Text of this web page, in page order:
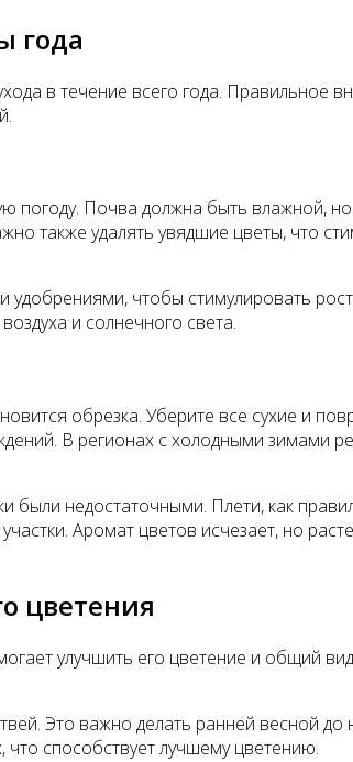
года
в течение всего года. Правильное
Почва должна быть влажной,
также удалять увядшие цветы, что
чтобы стимулировать
и солнечного света.
обрезка. Уберите все сухие и
В регионах с холодными зимами
недостаточными. Плети, как
Аромат цветов исчезает, но
цветения
улучшить его цветение и общий
Это важно делать ранней весной до
способствует лучшему цветению.